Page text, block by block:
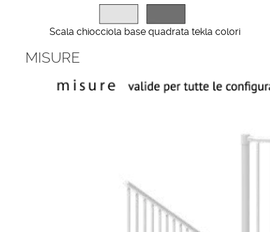
Scala chiocciola base quadrata tekla colori
MISURE